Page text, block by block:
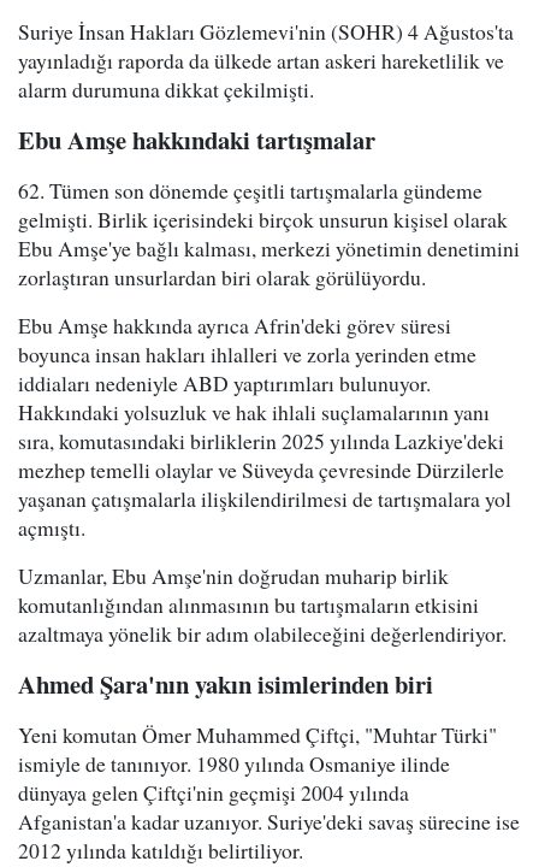
Suriye İnsan Hakları Gözlemevi'nin (SOHR) 4 Ağustos'ta
yayınladığı raporda da ülkede artan askeri hareketlilik ve
alarm durumuna dikkat çekilmişti.
Ebu Amşe hakkındaki tartışmalar
62. Tümen son dönemde çeşitli tartışmalarla gündeme
gelmişti. Birlik içerisindeki birçok unsurun kişisel olarak
Ebu Amşe'ye bağlı kalması, merkezi yönetimin denetimini
zorlaştıran unsurlardan biri olarak görülüyordu.
Ebu Amşe hakkında ayrıca Afrin'deki görev süresi
boyunca insan hakları ihlalleri ve zorla yerinden etme
iddiaları nedeniyle ABD yaptırımları bulunuyor.
Hakkındaki yolsuzluk ve hak ihlali suçlamalarının yanı
sıra, komutasındaki birliklerin 2025 yılında Lazkiye'deki
mezhep temelli olaylar ve Süveyda çevresinde Dürzilerle
yaşanan çatışmalarla ilişkilendirilmesi de tartışmalara yol
açmıştı.
Uzmanlar, Ebu Amşe'nin doğrudan muharip birlik
komutanlığından alınmasının bu tartışmaların etkisini
azaltmaya yönelik bir adım olabileceğini değerlendiriyor.
Ahmed Şara'nın yakın isimlerinden biri
Yeni komutan Ömer Muhammed Çiftçi, "Muhtar Türki"
ismiyle de tanınıyor. 1980 yılında Osmaniye ilinde
dünyaya gelen Çiftçi'nin geçmişi 2004 yılında
Afganistan'a kadar uzanıyor. Suriye'deki savaş sürecine ise
2012 yılında katıldığı belirtiliyor.